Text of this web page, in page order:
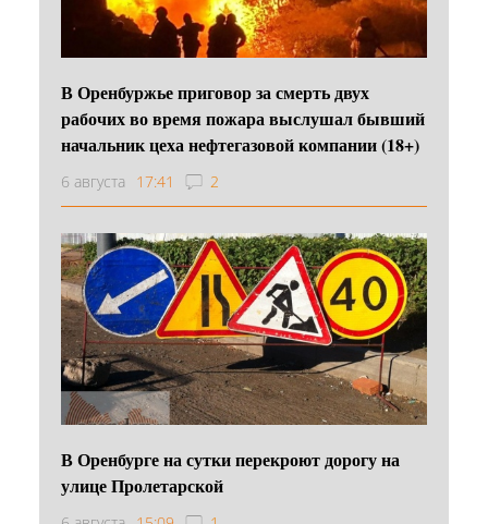
В Оренбуржье приговор за смерть двух
рабочих во время пожара выслушал бывший
начальник цеха нефтегазовой компании (18+)
6 августа 17:41 2
В Оренбурге на сутки перекроют дорогу на
улице Пролетарской